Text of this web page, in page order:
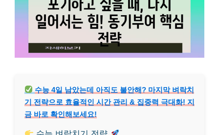
수능 4일 남았는데 아직도 불안해? 마지막 벼락치
기 전략으로 효율적인 시간 관리 & 집중력 극대화! 지
금 바로 확인해보세요!